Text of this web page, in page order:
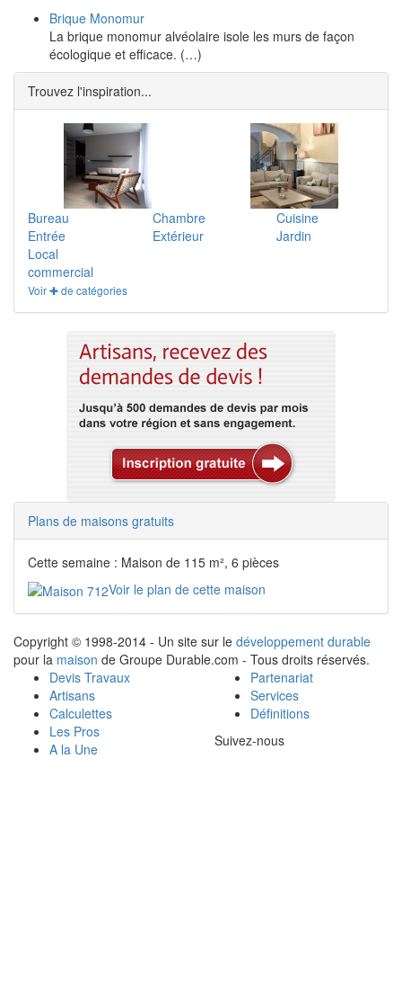
Brique Monomur
La brique monomur alvéolaire isole les murs de façon
écologique et efficace. (…)
Trouvez l'inspiration...
Bureau Chambre
Cuisine
Entrée
Extérieur
Jardin
Local
commercial
Voir ✚ de catégories
Plans de maisons gratuits
Cette semaine : Maison de 115 m², 6 pièces
Voir le plan de cette maison
Copyright © 1998-2014 - Un site sur le développement durable
pour la maison de Groupe Durable.com - Tous droits réservés.
Devis Travaux
Artisans
Calculettes
Les Pros
A la Une
Partenariat
Services
Définitions
Suivez-nous